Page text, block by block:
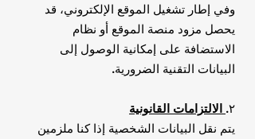
وفي إطار تشغيل الموقع الإلكتروني، قد
يحصل مزود منصة الموقع أو نظام
الاستضافة على إمكانية الوصول إلى
البيانات التقنية الضرورية.
٢. الالتزامات القانونية
يتم نقل البيانات الشخصية إذا كنا ملزمين